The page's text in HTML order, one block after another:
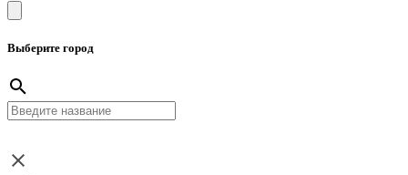
Выберите город